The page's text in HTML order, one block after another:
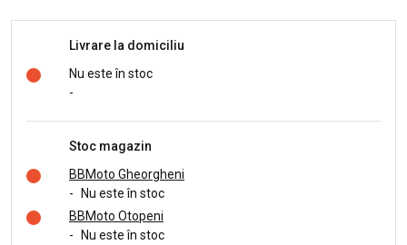
Livrare la domiciliu
Nu este în stoc
-
Stoc magazin
BBMoto Gheorgheni
-
Nu este în stoc
BBMoto Otopeni
-
Nu este în stoc